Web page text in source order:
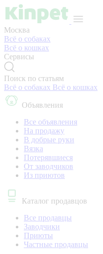
Москва
Всё о собаках
Всё о кошках
Сервисы
Поиск по статьям
Всё о собаках Всё о кошках
Объявления
Все объявления
На продажу
В добрые руки
Вязка
Потерявшиеся
От заводчиков
Из приютов
Каталог продавцов
Все продавцы
Заводчики
Приюты
Частные продавцы